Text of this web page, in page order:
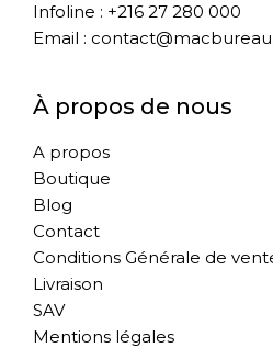
Infoline : +216 27 280 000
Email :
À propos de nous
A propos
Boutique
Blog
Contact
Conditions Générale de
Livraison
SAV
Mentions légales